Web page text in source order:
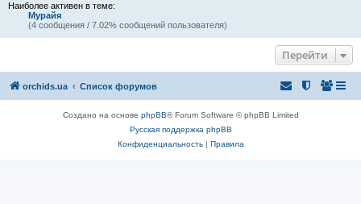
Наиболее активен в теме:
Мурайя
(4 сообщения / 7.02% сообщений пользователя)
Перейти
orchids.ua Список форумов
Создано на основе phpBB® Forum Software © phpBB Limited
Русская поддержка phpBB
Конфиденциальность| Правила